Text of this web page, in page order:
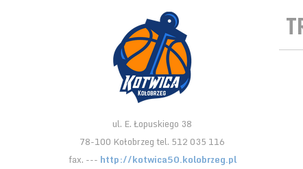
ul. E. Łopuskiego 38
78-100 Kołobrzeg tel. 512 035 116
fax. --- http://kotwica50.kolobrzeg.pl